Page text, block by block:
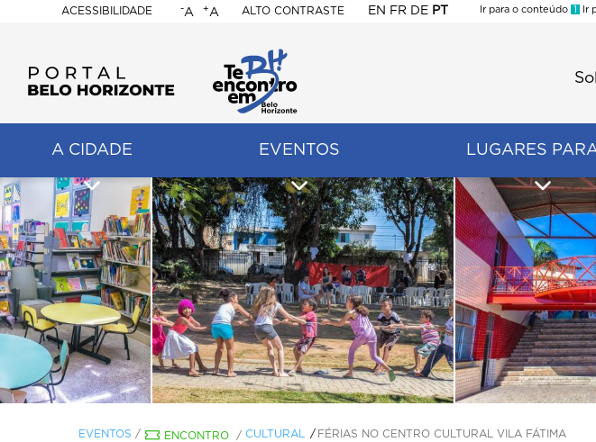
ACESSIBILIDADE
BELO
HORIZONTE
-A +A ALTO CONTRASTE EN FR DE PT
Ir para o conteúdo 1 Ir
A CIDADE EVENTOS LUGARES
EVENTOS / ENCONTRO / CULTURAL FÉRIAS NO CENTRO CULTURAL VILA FÁTIMA